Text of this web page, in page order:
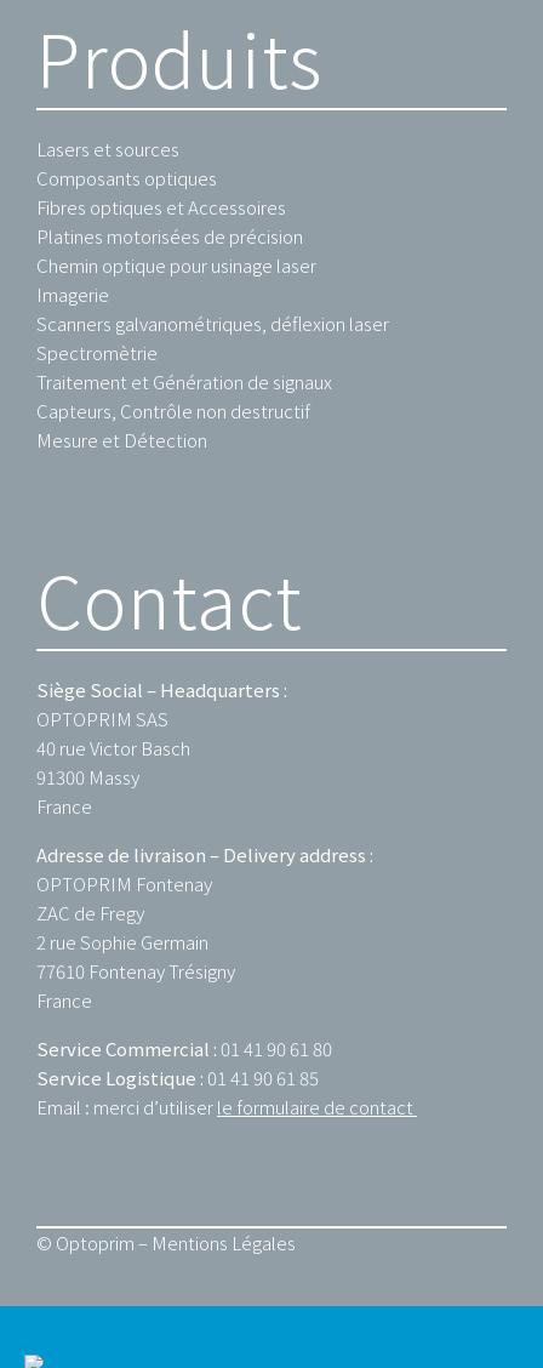
Produits
Lasers et sources
Composants optiques
Fibres optiques et Accessoires
Platines motorisées de précision
Chemin optique pour usinage laser
Imagerie
Scanners galvanométriques, déflexion laser
Spectromètrie
Traitement et Génération de signaux
Capteurs, Contrôle non destructif
Mesure et Détection
Contact
Siège Social – Headquarters :
OPTOPRIM SAS
40 rue Victor Basch
91300 Massy
France
Adresse de livraison – Delivery address :
OPTOPRIM Fontenay
ZAC de Fregy
2 rue Sophie Germain
77610 Fontenay Trésigny
France
Service Commercial : 01 41 90 61 80
Service Logistique : 01 41 90 61 85
Email : merci d’utiliserle formulaire de contact
© Optoprim – Mentions Légales